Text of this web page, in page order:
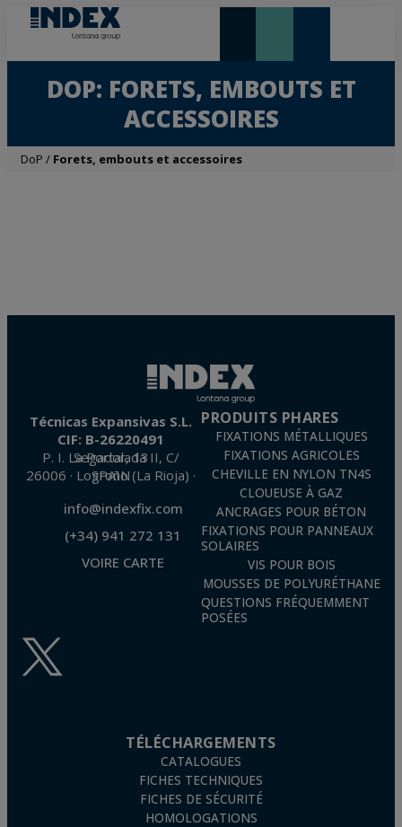
DOP: FORETS, EMBOUTS ET
ACCESSOIRES
DoP / Forets, embouts et accessoires
Técnicas Expansivas S.L.
CIF: B-26220491
P. I. La Portalada II, C/ Segador, 13
26006 · Logroño (La Rioja) · SPAIN
info@indexfix.com
(+34) 941 272 131
VOIRE CARTE
PRODUITS PHARES
FIXATIONS MÉTALLIQUES
FIXATIONS AGRICOLES
CHEVILLE EN NYLON TN4S
CLOUEUSE À GAZ
ANCRAGES POUR BÉTON
FIXATIONS POUR PANNEAUX
SOLAIRES
VIS POUR BOIS
MOUSSES DE POLYURÉTHANE
QUESTIONS FRÉQUEMMENT
POSÉES
TÉLÉCHARGEMENTS
CATALOGUES
FICHES TECHNIQUES
FICHES DE SÉCURITÉ
HOMOLOGATIONS